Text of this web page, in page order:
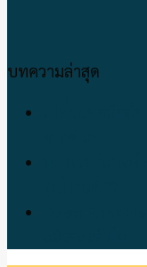
บทความล่าสุด